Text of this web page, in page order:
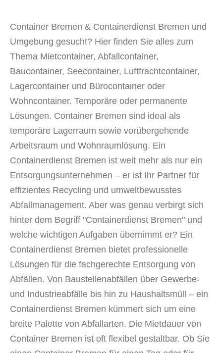
Container Bremen & Containerdienst Bremen und
Umgebung gesucht? Hier finden Sie alles zum
Thema Mietcontainer, Abfallcontainer,
Baucontainer, Seecontainer, Luftfrachtcontainer,
Lagercontainer und Bürocontainer oder
Wohncontainer. Temporäre oder permanente
Lösungen. Container Bremen sind ideal als
temporäre Lagerraum sowie vorübergehende
Arbeitsraum und Wohnraumlösung. Ein
Containerdienst Bremen ist weit mehr als nur ein
Entsorgungsunternehmen – er ist Ihr Partner für
effizientes Recycling und umweltbewusstes
Abfallmanagement. Aber was genau verbirgt sich
hinter dem Begriff "Containerdienst Bremen" und
welche wichtigen Aufgaben übernimmt er? Ein
Containerdienst Bremen bietet professionelle
Lösungen für die fachgerechte Entsorgung von
Abfällen. Von Baustellenabfällen über Gewerbe-
und Industrieabfälle bis hin zu Haushaltsmüll – ein
Containerdienst Bremen kümmert sich um eine
breite Palette von Abfallarten. Die Mietdauer von
Container Bremen ist oft flexibel gestaltbar. Ob Sie